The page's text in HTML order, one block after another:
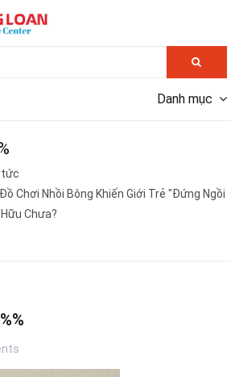
Danh mục
tức
Chơi Nhồi Bông Khiến Giới Trẻ "Đứng Ngồi
Chưa?